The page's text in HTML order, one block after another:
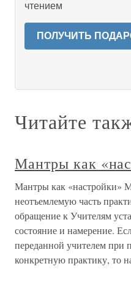
чтением
ПОЛУЧИТЬ
Читайте
Мантры как
Мантры как «настройки»
неотъемлемую часть
обращение к Учителям
состояние и намерение.
переданной учителем при
конкретную практику, то